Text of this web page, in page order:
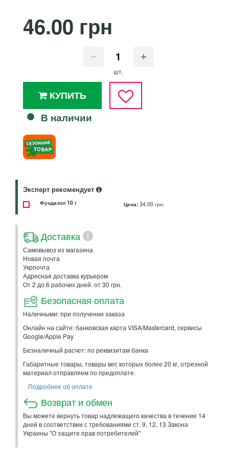
46.00 грн
шт.
КУПИТЬ
В наличии
Эксперт рекомендует
Фундазол 10 г Цена: 34.00 грн.
Доставка i
Самовывоз из магазина
Новая почта
Укрпочта
Адресная доставка курьером
От 2 до 6 рабочих дней. от 30 грн.
Безопасная оплата
Наличными: при получении заказа
Онлайн на сайте: банковская карта VISA/Mastercard, сервисы
Google/Apple Pay
Безналичный расчет: по реквизитам банка
Габаритные товары, товары вес которых более 20 кг, отрезной
материал отправляем по предоплате.
Подробнее об оплате
Возврат и обмен
Вы можете вернуть товар надлежащего качества в течение 14
дней в соответствии с требованиями ст. 9, 12, 13 Закона
Украины "О защите прав потребителей"